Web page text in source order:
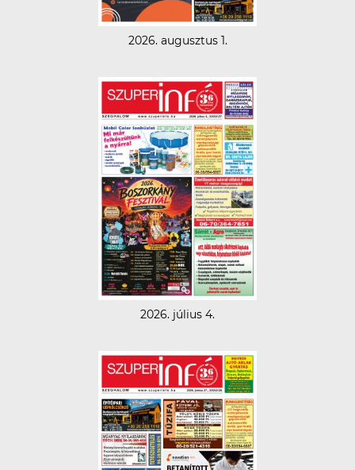
2026. augusztus 1.
2026. július 4.